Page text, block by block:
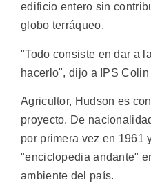
edificio entero sin
globo terráqueo.
"Todo consiste en dar a
hacerlo", dijo a IPS
Agricultor, Hudson es
proyecto. De
por primera vez en 1961
"enciclopedia andante"
ambiente del país.